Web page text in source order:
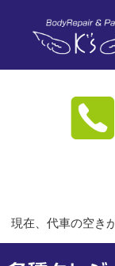
現在、代車の空き